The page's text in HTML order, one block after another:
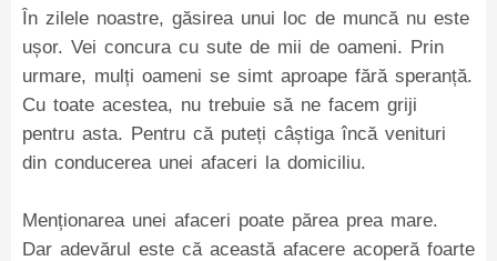
În zilele noastre, găsirea unui loc de muncă nu este
ușor. Vei concura cu sute de mii de oameni. Prin
urmare, mulți oameni se simt aproape fără speranță.
Cu toate acestea, nu trebuie să ne facem griji
pentru asta. Pentru că puteți câștiga încă venituri
din conducerea unei afaceri la domiciliu.
Menționarea unei afaceri poate părea prea mare.
Dar adevărul este că această afacere acoperă foarte